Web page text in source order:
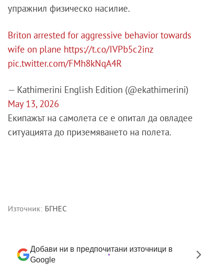
упражнил физическо насилие.
Briton arrested for aggressive behavior towards
wife on plane https://t.co/IVPb5c2inz
pic.twitter.com/FMh8kNqA4R
— Kathimerini English Edition (@ekathimerini)
May 13, 2026
Екипажът на самолета се е опитал да овладее
ситуацията до приземяването на полета.
Източник: БГНЕС
Добави ни в предпочитани източници в
Google